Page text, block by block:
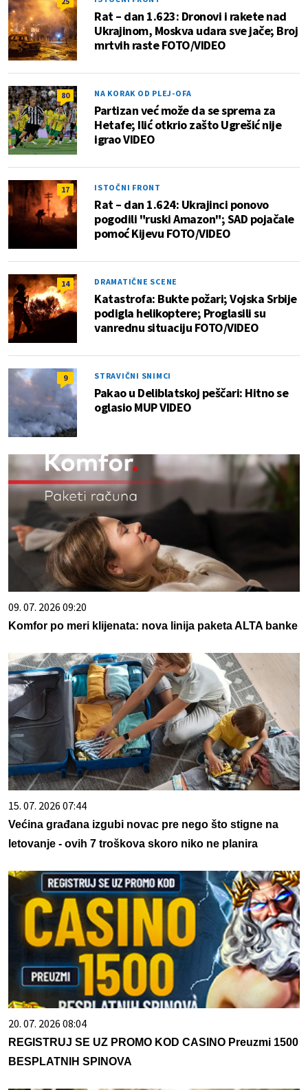
Rat – dan 1.623: Dronovi i rakete nad
Ukrajinom, Moskva udara sve jače; Broj
mrtvih raste FOTO/VIDEO
80 NA KORAK OD PLEJ-OFA
Partizan već može da se sprema za
Hetafe; Ilić otkrio zašto Ugrešić nije
igrao VIDEO
17 ISTOČNI FRONT
Rat – dan 1.624: Ukrajinci ponovo
pogodili "ruski Amazon"; SAD pojačale
pomoć Kijevu FOTO/VIDEO
14 DRAMATIČNE SCENE
Katastrofa: Bukte požari; Vojska Srbije
podigla helikoptere; Proglasili su
vanrednu situaciju FOTO/VIDEO
9 STRAVIČNI SNIMCI
Pakao u Deliblatskoj peščari: Hitno se
oglasio MUP VIDEO
09. 07. 2026 09:20
Komfor po meri klijenata: nova linija paketa ALTA banke
15. 07. 2026 07:44
Većina građana izgubi novac pre nego što stigne na
letovanje - ovih 7 troškova skoro niko ne planira
20. 07. 2026 08:04
REGISTRUJ SE UZ PROMO KOD CASINO Preuzmi 1500
BESPLATNIH SPINOVA